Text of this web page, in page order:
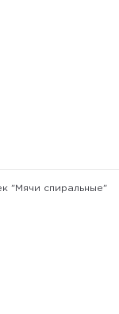
"Мячи спиральные"